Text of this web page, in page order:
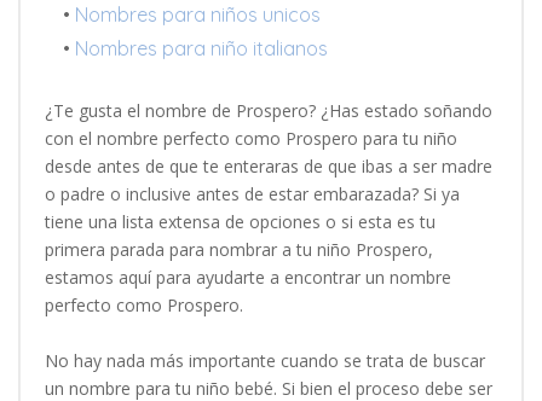
• Nombres para niños unicos
• Nombres para niño italianos
¿Te gusta el nombre de Prospero? ¿Has estado soñando
con el nombre perfecto como Prospero para tu niño
desde antes de que te enteraras de que ibas a ser madre
o padre o inclusive antes de estar embarazada? Si ya
tiene una lista extensa de opciones o si esta es tu
primera parada para nombrar a tu niño Prospero,
estamos aquí para ayudarte a encontrar un nombre
perfecto como Prospero.
No hay nada más importante cuando se trata de buscar
un nombre para tu niño bebé. Si bien el proceso debe ser